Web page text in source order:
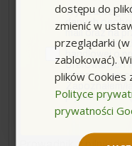
dostępu do
zmienić w
przeglądarki (w
zablokować).
plików Cookies
Polityce
prywatności
zgodaWyrażam
danych
mail oraz na
przeze mnie
handlowej o
oferowanych
przez
Zapoznałem/
prywatności.